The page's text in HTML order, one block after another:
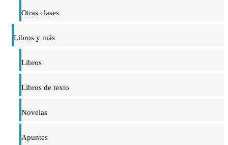
Otras clases
Libros y más
Libros
Libros de texto
Novelas
Apuntes